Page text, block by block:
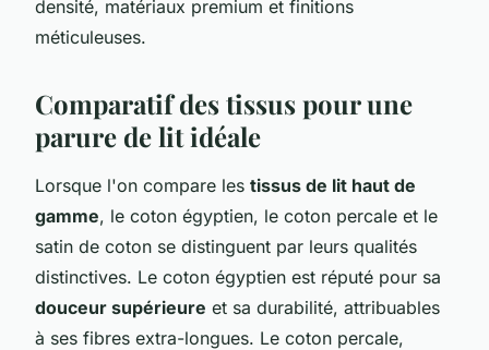
densité, matériaux premium et finitions
méticuleuses.
Comparatif des tissus pour une
parure de lit idéale
Lorsque l'on compare les tissus de lit haut de
gamme, le coton égyptien, le coton percale et le
satin de coton se distinguent par leurs qualités
distinctives. Le coton égyptien est réputé pour sa
douceur supérieure et sa durabilité, attribuables
à ses fibres extra-longues. Le coton percale,